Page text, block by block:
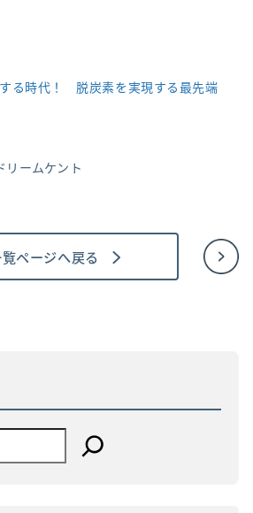
る時代！ 脱炭素を実現する最先端
リームケント
ページへ戻る